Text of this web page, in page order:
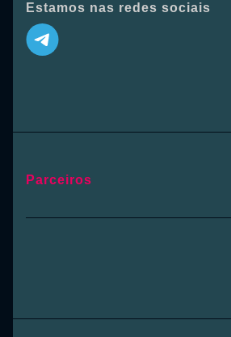
Estamos nas redes sociais
Parceiros